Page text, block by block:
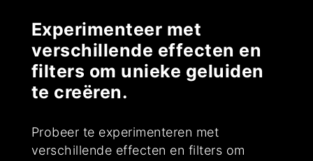
Experimenteer met
verschillende effecten en
filters om unieke geluiden
te creëren.
Probeer te experimenteren met
verschillende effecten en filters om